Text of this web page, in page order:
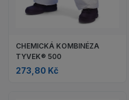
CHEMICKÁ KOMBINÉZA
TYVEK® 500
273,80 Kč